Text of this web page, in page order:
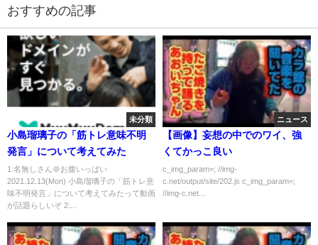
おすすめの記事
未分類
小島瑠璃子の「筋トレ意味不明
発言」について考えてみた
1:名無しさん＠お腹いっぱい
2021.12.13(Mon) 小島瑠璃子の「筋トレ意
味不明発言」について考えてみたって動画
が話題らしいぞ 2:...
ニュース
【画像】妄想の中でのワイ、強
くてかっこ良い
c_img_param=; //img-
c.net/output/site/202.js c_img_param=;
//img-c.net...